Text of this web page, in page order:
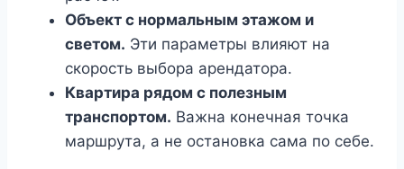
Объект с нормальным этажом и
светом. Эти параметры влияют на
скорость выбора арендатора.
Квартира рядом с полезным
транспортом. Важна конечная точка
маршрута, а не остановка сама по себе.